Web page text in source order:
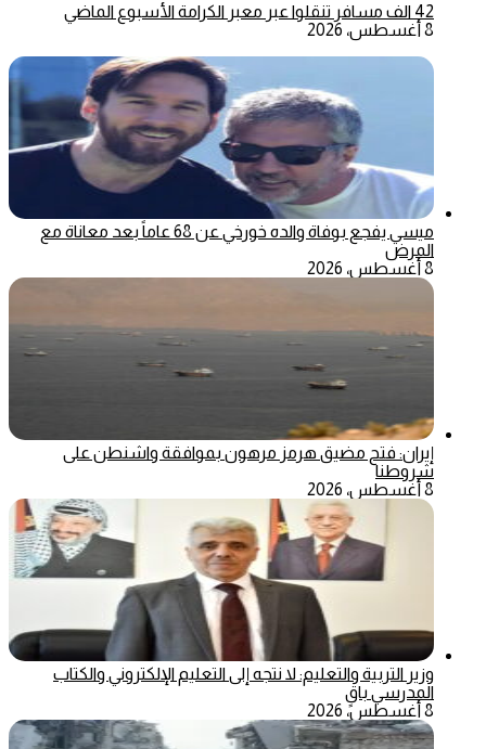
42 الف مسافر تنقلوا عبر معبر الكرامة الأسبوع الماضي
8 أغسطس، 2026
ميسي يفجع بوفاة والده خورخي عن 68 عاماً بعد معاناة مع
المرض
8 أغسطس، 2026
إيران: فتح مضيق هرمز مرهون بموافقة واشنطن على
شروطنا
8 أغسطس، 2026
وزير التربية والتعليم: لا نتجه إلى التعليم الإلكتروني والكتاب
المدرسي باقٍ
8 أغسطس، 2026